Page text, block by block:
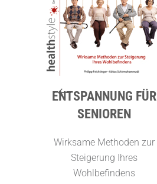
ENTSPANNUNG FÜR
SENIOREN
Wirksame Methoden zur
Steigerung Ihres
Wohlbefindens